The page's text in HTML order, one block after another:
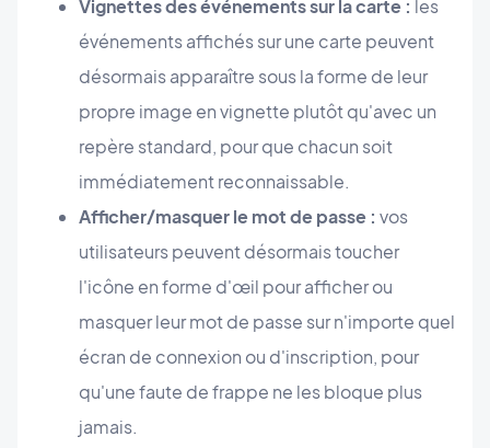
Vignettes des événements sur la carte : les
événements affichés sur une carte peuvent
désormais apparaître sous la forme de leur
propre image en vignette plutôt qu'avec un
repère standard, pour que chacun soit
immédiatement reconnaissable.
Afficher/masquer le mot de passe : vos
utilisateurs peuvent désormais toucher
l'icône en forme d'œil pour afficher ou
masquer leur mot de passe sur n'importe quel
écran de connexion ou d'inscription, pour
qu'une faute de frappe ne les bloque plus
jamais.